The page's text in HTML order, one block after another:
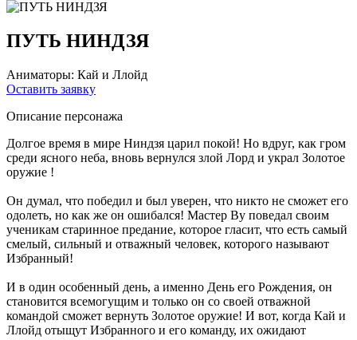
ПУТЬ НИНДЗЯ
Аниматоры: Кай и Ллойд
Оставить заявку
Описание персонажа
Долгое время в мире Ниндзя царил покой! Но вдруг, как гром
среди ясного неба, вновь вернулся злой Лорд и украл Золотое
оружие !
Он думал, что победил и был уверен, что никто не сможет его
одолеть, но как же он ошибался! Мастер Ву поведал своим
ученикам старинное предание, которое гласит, что есть самый
смелый, сильный и отважный человек, которого называют
Избранный!
И в один особенный день, а именно День его Рождения, он
становится всемогущим и только он со своей отважной
командой сможет вернуть Золотое оружие! И вот, когда Кай и
Ллойд отыщут Избранного и его команду, их ожидают